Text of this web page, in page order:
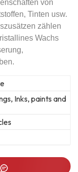
von
Tinten usw.
zählen
Wachs
Inks, paints and